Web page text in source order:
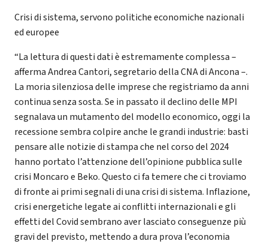
Crisi di sistema, servono politiche economiche nazionali
ed europee
“La lettura di questi dati è estremamente complessa –
afferma Andrea Cantori, segretario della CNA di Ancona –.
La moria silenziosa delle imprese che registriamo da anni
continua senza sosta. Se in passato il declino delle MPI
segnalava un mutamento del modello economico, oggi la
recessione sembra colpire anche le grandi industrie: basti
pensare alle notizie di stampa che nel corso del 2024
hanno portato l’attenzione dell’opinione pubblica sulle
crisi Moncaro e Beko. Questo ci fa temere che ci troviamo
di fronte ai primi segnali di una crisi di sistema. Inflazione,
crisi energetiche legate ai conflitti internazionali e gli
effetti del Covid sembrano aver lasciato conseguenze più
gravi del previsto, mettendo a dura prova l’economia